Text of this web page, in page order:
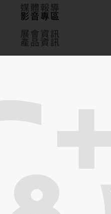
媒體報導
展會資訊
影音專區
影音專區
產品資訊